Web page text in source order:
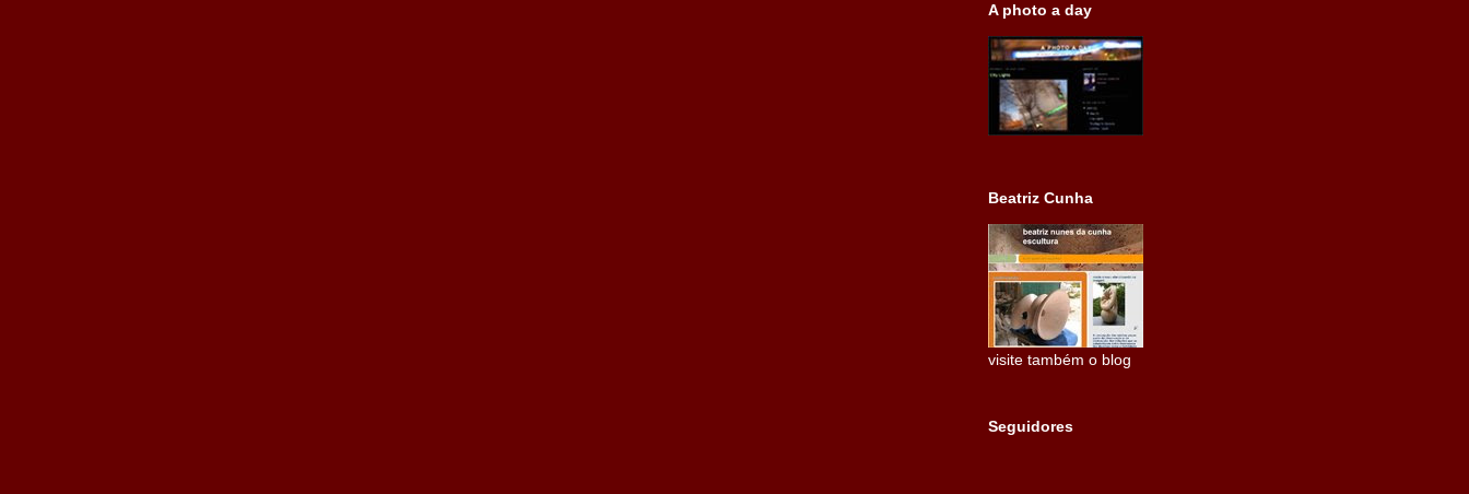
A photo a day
Beatriz Cunha
visite também o blog
Seguidores